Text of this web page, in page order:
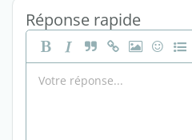
Réponse rapide